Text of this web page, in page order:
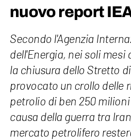
nuovo report
Secondo l'Agenzia
dell'Energia, nei soli mesi
la chiusura dello Stretto
provocato un crollo delle
petrolio di ben 250
causa della guerra tra
mercato petrolifero